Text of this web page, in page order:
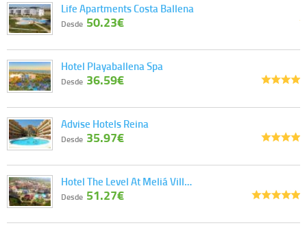
Life Apartments Costa Ballena
Desde 50.23€
Hotel Playaballena Spa
Desde 36.59€
Advise Hotels Reina
Desde 35.97€
Hotel The Level At Meliá Vill…
Desde 51.27€